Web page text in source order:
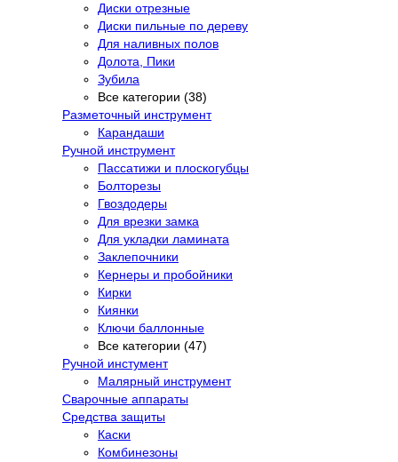
Диски отрезные
Диски пильные по дереву
Для наливных полов
Долота, Пики
Зубила
Все категории (38)
Разметочный инструмент
Карандаши
Ручной инструмент
Пассатижи и плоскогубцы
Болторезы
Гвоздодеры
Для врезки замка
Для укладки ламината
Заклепочники
Кернеры и пробойники
Кирки
Киянки
Ключи баллонные
Все категории (47)
Ручной инстумент
Малярный инструмент
Сварочные аппараты
Средства защиты
Каски
Комбинезоны